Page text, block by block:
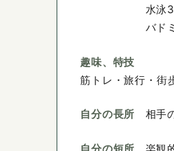
水泳
バド
趣味、特技
筋トレ・旅行・街
自分の長所 相手